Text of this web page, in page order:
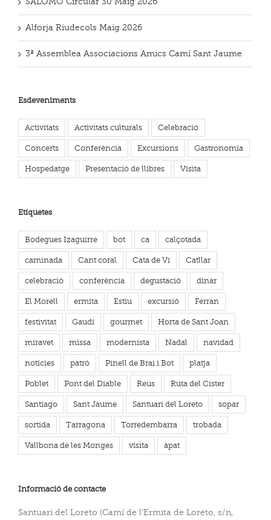
Alforja Riudecols Maig 2026
3ª Assemblea Associacions Amics Camí Sant Jaume
Esdeveniments
Activitats Activitats culturals Celebració
Concerts Conferència Excursions Gastronomia
Hospedatge Presentació de llibres Visita
Etíquetes
Bodegues Izaguirre bot ca calçotada
caminada Cant coral Cata de Vi Catllar
celebració conferència degustació dinar
El Morell ermita Estiu excursió Ferran
festivitat Gaudí gourmet Horta de Sant Joan
miravet missa modernista Nadal navidad
notícies patró Pinell de Brai i Bot platja
Poblet Pont del Diable Reus Ruta del Cister
Santiago Sant Jaume Santuari del Loreto sopar
sortida Tarragona Torredembarra trobada
Vallbona de les Monges visita àpat
Informació de contacte
Santuari del Loreto (Camí de l’Ermita de Loreto, s/n,